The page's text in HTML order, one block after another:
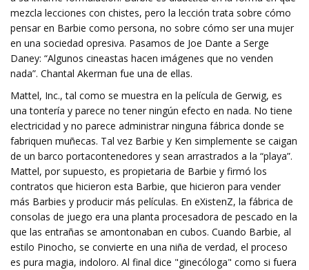
mezcla lecciones con chistes, pero la lección trata sobre cómo
pensar en Barbie como persona, no sobre cómo ser una mujer
en una sociedad opresiva. Pasamos de Joe Dante a Serge
Daney: “Algunos cineastas hacen imágenes que no venden
nada”. Chantal Akerman fue una de ellas.
Mattel, Inc., tal como se muestra en la película de Gerwig, es
una tontería y parece no tener ningún efecto en nada. No tiene
electricidad y no parece administrar ninguna fábrica donde se
fabriquen muñecas. Tal vez Barbie y Ken simplemente se caigan
de un barco portacontenedores y sean arrastrados a la “playa”.
Mattel, por supuesto, es propietaria de Barbie y firmó los
contratos que hicieron esta Barbie, que hicieron para vender
más Barbies y producir más películas. En eXistenZ, la fábrica de
consolas de juego era una planta procesadora de pescado en la
que las entrañas se amontonaban en cubos. Cuando Barbie, al
estilo Pinocho, se convierte en una niña de verdad, el proceso
es pura magia, indoloro. Al final dice "ginecóloga" como si fuera